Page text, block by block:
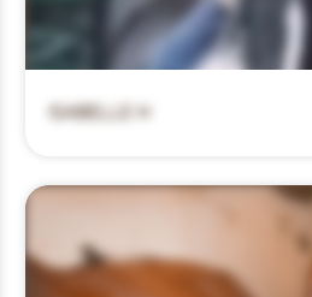
ISABELLE H